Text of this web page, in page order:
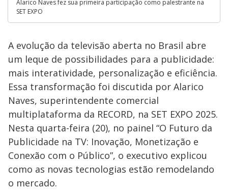
Alarico Naves fez sua primeira participação como palestrante na
SET EXPO
A evolução da televisão aberta no Brasil abre
um leque de possibilidades para a publicidade:
mais interatividade, personalização e eficiência.
Essa transformação foi discutida por Alarico
Naves, superintendente comercial
multiplataforma da RECORD, na SET EXPO 2025.
Nesta quarta-feira (20), no painel “O Futuro da
Publicidade na TV: Inovação, Monetização e
Conexão com o Público”, o executivo explicou
como as novas tecnologias estão remodelando
o mercado.